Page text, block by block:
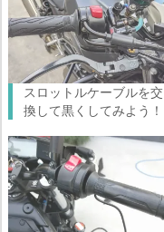
スロットルケーブルを交
換して黒くしてみよう！